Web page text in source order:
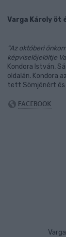
Varga Károly
“Az októberi
képviselőjelöltje
Kondora István,
oldalán. Kondora
tett Sömjénért és